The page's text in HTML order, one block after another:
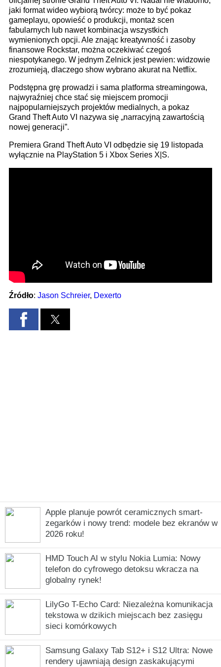
Apple planuje powrót ceramicznych smart-
zegarków i nowy trend: modele bez ekranów w
2026 roku!
HMD Touch AI w stylu Nokia Lumia: Nowy
telefon do cyfrowego detoksu wkracza na
globalny rynek!
LilyGo T-Echo Card: Niezależna komunikacja
tekstowa w dzikich miejscach bez zasięgu
sieci komórkowych
Samsung Galaxy Tab S12+ i S12 Ultra: Nowe
rendery ujawniają design zaskakującymi